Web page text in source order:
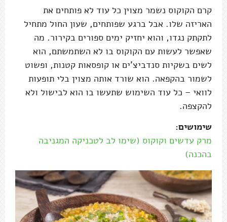
קרם הקוקוס נשמר מצוין כל עוד לא פותחים את
האריזה שלו. אבל ברגע שפותחים, שעון החול מתחיל
לתקתק נגדו, והוא יחזיק ימים ספורים בקירור. מה
שאפשר לעשות עם הקוקוס בו לא השתמשתם, הוא
לשים בשקיות סנדביצ'ים או קופסאות קטנות, ופשוט
לשמור בהקפאה. הוא שורד אותה מצוין בלי תופעות
לוואי – כל עוד השימוש שתעשו בו הוא לבישול ולא
להקצפה.
שימושים:
מרק עדשים וקוקוס (שימו לב לטכניקה המגניבה
בהכנה)